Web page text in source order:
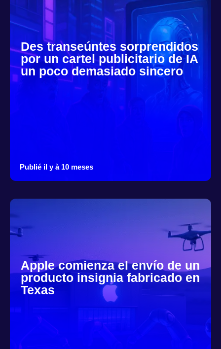
Des transeúntes sorprendidos
por un cartel publicitario de IA
un poco demasiado sincero
Publié il y à 10 meses
Apple comienza el envío de un
producto insignia fabricado en
Texas